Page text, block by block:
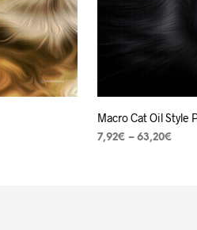
Macro Cat Oil Style
7,92€ – 63,20€